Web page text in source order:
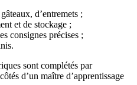
d’entremets ;
et de stockage ;
consignes précises ;
sont complétés par
d’un maître d’apprentissage